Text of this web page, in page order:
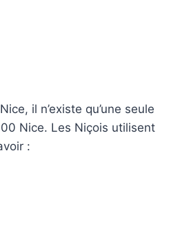
il n’existe qu’une seule
Nice. Les Niçois utilisent
: